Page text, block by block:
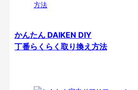
かんたん DAIKEN DIY
丁番らくらく取り換え方法